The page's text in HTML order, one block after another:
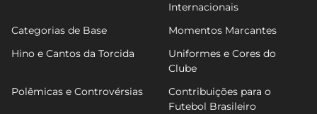
Internacionais
Categorias de Base
Momentos Marcantes
Hino e Cantos da Torcida
Uniformes e Cores do
Clube
Polêmicas e Controvérsias
Contribuições para o
Futebol Brasileiro